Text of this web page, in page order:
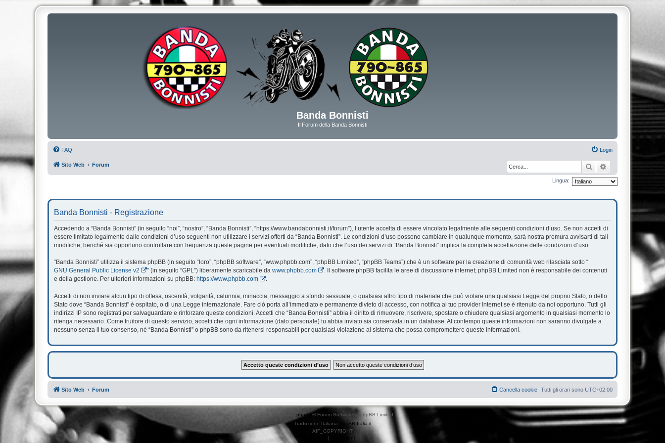
Banda Bonnisti
Il Forum della Banda Bonnisti
FAQ Login
Sito Web Forum Cerca
Lingua:
Banda Bonnisti - Registrazione
Accedendo a “Banda Bonnisti” (in seguito “noi”, “nostro”, “Banda Bonnisti”, “https://www.bandabonnisti.it/forum”), l’utente accetta di essere vincolato legalmente alle seguenti condizioni d’uso. Se non accetti di
essere limitato legalmente dalle condizioni d’uso seguenti non utilizzare i servizi offerti da “Banda Bonnisti”. Le condizioni d’uso possono cambiare in qualunque momento, sarà nostra premura avvisarti di tali
modifiche, benché sia opportuno controllare con frequenza queste pagine per eventuali modifiche, dato che l’uso dei servizi di “Banda Bonnisti” implica la completa accettazione delle condizioni d’uso.
“Banda Bonnisti” utilizza il sistema phpBB (in seguito “loro”, “phpBB software”, “www.phpbb.com”, “phpBB Limited”, “phpBB Teams”) che è un software per la creazione di comunità web rilasciata sotto “
GNU General Public License v2
” (in seguito “GPL”) liberamente scaricabile da www.phpbb.com
. Il software phpBB facilita le aree di discussione internet; phpBB Limited non è responsabile dei contenuti
e della gestione. Per ulteriori informazioni su phpBB: https://www.phpbb.com .
Accetti di non inviare alcun tipo di offesa, oscenità, volgarità, calunnia, minaccia, messaggio a sfondo sessuale, o qualsiasi altro tipo di materiale che può violare una qualsiasi Legge del proprio Stato, o dello
Stato dove “Banda Bonnisti” è ospitato, o di una Legge internazionale. Fare ciò porta all’immediato e permanente divieto di accesso, con notifica al tuo provider Internet se è ritenuto da noi opportuno. Tutti gli
indirizzi IP sono registrati per salvaguardare e rinforzare queste condizioni. Accetti che “Banda Bonnisti” abbia il diritto di rimuovere, riscrivere, spostare o chiudere qualsiasi argomento in qualsiasi momento lo
ritenga necessario. Come fruitore di questo servizio, accetti che ogni informazione (dato personale) tu abbia inviato sia conservata in un database. Al contempo queste informazioni non saranno divulgate a
nessuno senza il tuo consenso, né “Banda Bonnisti” o phpBB sono da ritenersi responsabili per qualsiasi violazione al sistema che possa compromettere queste informazioni.
Sito Web Forum Tutti gli orari sono UTC+02:00
Cancella cookie
phpBB® Forum Software © phpBB Limited
Traduzione Italiana
phpBB-Italia.it
AIF_COPYRIGHT
| Condizioni